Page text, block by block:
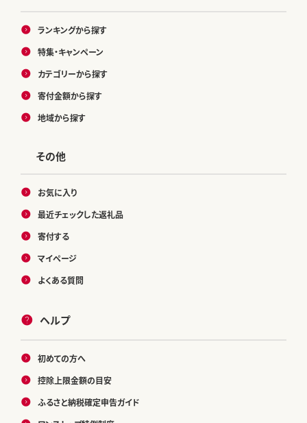
ランキングから探す
特集・キャンペーン
カテゴリーから探す
寄付金額から探す
地域から探す
その他
お気に入り
最近チェックした返礼品
寄付する
マイページ
よくある質問
ヘルプ
初めての方へ
控除上限金額の目安
ふるさと納税確定申告ガイド